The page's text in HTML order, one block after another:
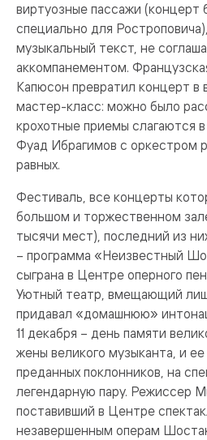
виртуозные пассажи (концерт
специально для
музыкальный текст, не
аккомпанементом.
Капюсон превратил концерт в
мастер-класс: можно было
крохотные приемы слагаются
Фуад Ибрагимов с оркестром
равных.
Фестиваль, все концерты
большом и торжественном
тысячи мест), последний из
– программа «Неизвестный
сыграна в Центре оперного
Уютный театр, вмещающий
придавал «домашнюю»
11 декабря – день памяти
жены великого музыканта, и
преданных поклонников, на
легендарную пару. Режиссер
поставивший в Центре
незавершенным операм